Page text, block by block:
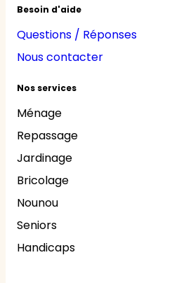
Besoin d'aide
Questions / Réponses
Nous contacter
Nos services
Ménage
Repassage
Jardinage
Bricolage
Nounou
Seniors
Handicaps